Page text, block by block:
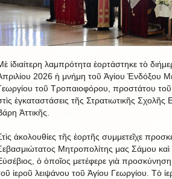
ἰδιαίτερη λαμπρότητα ἐορτάστηκε τὸ
2026 ἡ μνήμη τοῦ Ἁγίου Ἐνδόξου
τοῦ Τροπαιοφόρου, προστάτου
ἐγκαταστάσεις τῆς Στρατιωτικῆς Σχολῆς
Ἀττικῆς.
ἀκολουθίες τῆς ἑορτῆς συμμετεῖχε
Μητροπολίτης μας Σάμου καὶ
ὁ ὁποῖος μετέφερε γιὰ προσκύνηση
ἱεροῦ λειψάνου τοῦ Ἁγίου Γεωργίου. Τὸ